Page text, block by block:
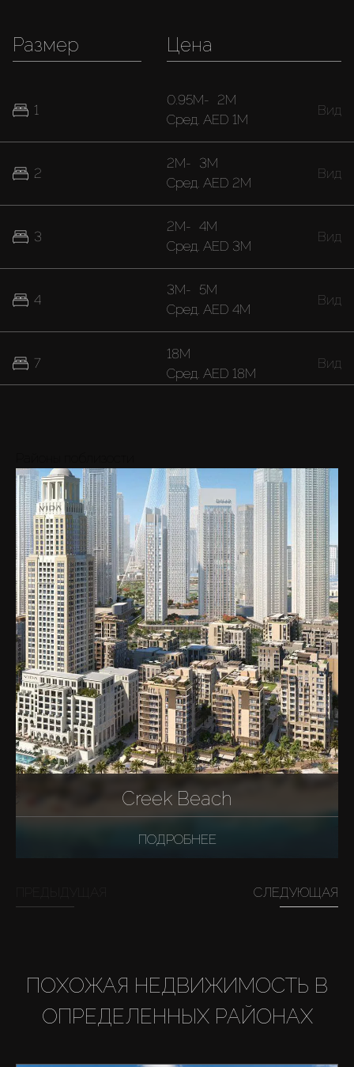
Размер
1
2
3
4
7
Цена
0.95M- 2M
Cред. AED 1M
Вид
2M- 3M
Cред. AED 2M
Вид
2M- 4M
Cред. AED 3M
Вид
3M- 5M
Cред. AED 4M
Вид
18M
Cред. AED 18M
Вид
Creek Beach
ПОДРОБНЕЕ
СЛЕДУЮЩАЯ
ПОХОЖАЯ НЕДВИЖИМОСТЬ В
ОПРЕДЕЛЕННЫХ РАЙОНАХ